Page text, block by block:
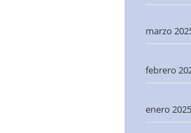
marzo
febrero
enero 2025